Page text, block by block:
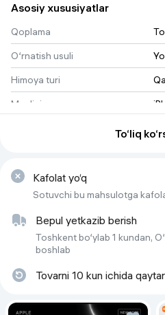
Asosiy xususiyatlar
Qoplama
O‘rnatish usuli
Himoya turi
Mosligi
To‘liq
Kafolat yo‘q
Sotuvchi bu mahsulotga
Bepul yetkazib berish
Toshkent bo‘ylab 1 kundan,
boshlab
Tovarni 10 kun ichida